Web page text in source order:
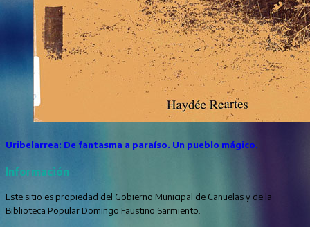
Uribelarrea: De fantasma a paraíso. Un pueblo mágico.
Información
Este sitio es propiedad del Gobierno Municipal de Cañuelas y de la
Biblioteca Popular Domingo Faustino Sarmiento.